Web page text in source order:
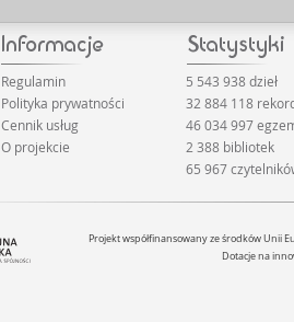
Regulamin
Polityka prywatności
Cennik usług
O projekcie
5 543 938 dzieł
32 884 118
46 034 997
2 388 bibliotek
65 967
Projekt współfinansowany ze środków Unii
Dotacje na